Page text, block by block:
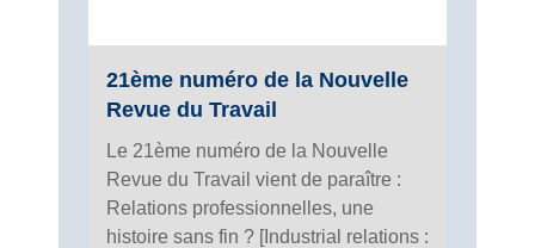
21ème numéro de la Nouvelle
Revue du Travail
Le 21ème numéro de la Nouvelle
Revue du Travail vient de paraître :
Relations professionnelles, une
histoire sans fin ? [Industrial relations :